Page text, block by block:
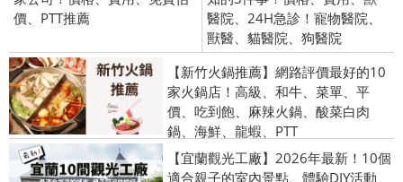
價、PTT推薦
醫院、24H急診！寵物醫院、
獸醫、貓醫院、狗醫院
【新竹火鍋推薦】網路評價最好的10
家火鍋店！高級、和牛、菜單、平
價、吃到飽、麻辣火鍋、酸菜白肉
鍋、海鮮、龍蝦、PTT
【宜蘭觀光工廠】2026年最新！10個
適合親子的室內景點、體驗DIY活動